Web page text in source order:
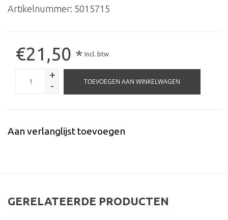
Artikelnummer: 5015715
€21,50 * Incl. btw
+
-
TOEVOEGEN AAN WINKELWAGEN
Aan verlanglijst toevoegen
GERELATEERDE PRODUCTEN